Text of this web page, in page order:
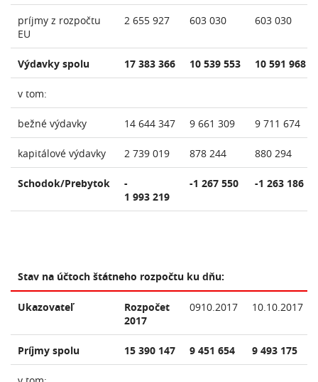
príjmy z rozpočtu
EU
2 655 927 603 030 603 030
Výdavky spolu 17 383 366 10 539 553 10 591 968
v tom:
bežné výdavky 14 644 347 9 661 309 9 711 674
kapitálové výdavky 2 739 019 878 244 880 294
Schodok/Prebytok
-
1 993 219
-1 267 550 -1 263 186
Stav na účtoch štátneho rozpočtu ku dňu:
Ukazovateľ
Rozpočet
2017
0910.2017 10.10.2017
Príjmy spolu 15 390 147 9 451 654 9 493 175